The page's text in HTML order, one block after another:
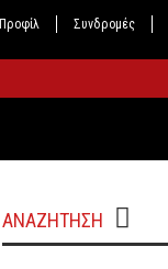
Προφίλ Συνδρομές
ΑΝΑΖΗΤΗΣΗ